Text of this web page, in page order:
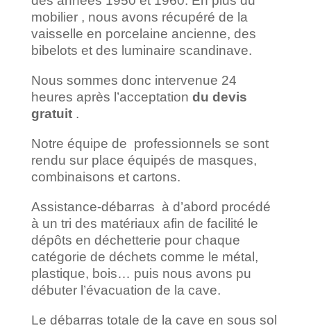
mobilier , nous avons récupéré de la
vaisselle en porcelaine ancienne, des
bibelots et des luminaire scandinave.
Nous sommes donc intervenue 24
heures après l’acceptation du devis
gratuit.
Notre équipe de professionnels se sont
rendu sur place équipés de masques,
combinaisons et cartons.
Assistance-débarras à d’abord procédé
à un tri des matériaux afin de facilité le
dépôts en déchetterie pour chaque
catégorie de déchets comme le métal,
plastique, bois… puis nous avons pu
débuter l’évacuation de la cave.
Le débarras totale de la cave en sous sol